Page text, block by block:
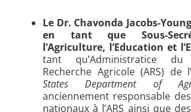
Le Dr. Chavonda Jacobs-
en tant que Sous-
l’Agriculture, l’Education et
tant qu’Administratice
Recherche Agricole (ARS) de
States Department of
anciennement responsable
nationaux à l’ARS ainsi que